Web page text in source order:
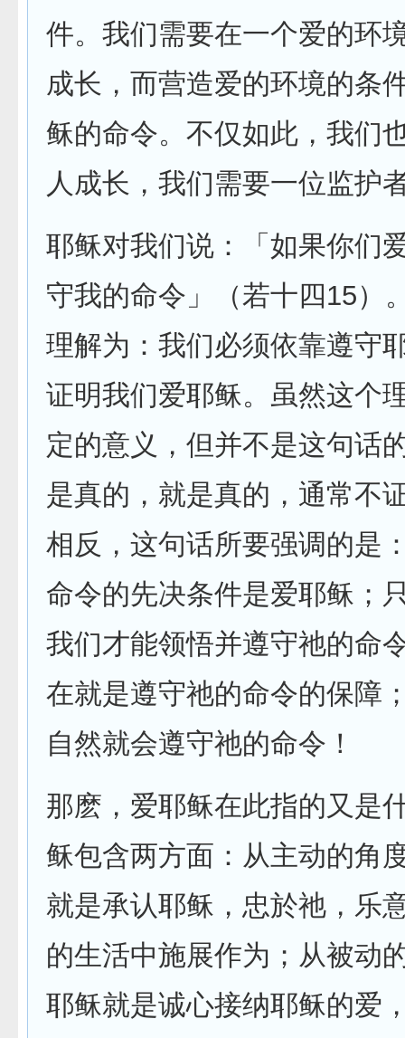
件。我们需要在一个爱的环
成长，而营造爱的环境的条
稣的命令。不仅如此，我们
人成长，我们需要一位监护
耶稣对我们说：「如果你们
守我的命令」（若十四15）
理解为：我们必须依靠遵守
证明我们爱耶稣。虽然这个
定的意义，但并不是这句话
是真的，就是真的，通常不
相反，这句话所要强调的是
命令的先决条件是爱耶稣；
我们才能领悟并遵守祂的命
在就是遵守祂的命令的保障
自然就会遵守祂的命令！
那麽，爱耶稣在此指的又是
稣包含两方面：从主动的角
就是承认耶稣，忠於祂，乐
的生活中施展作为；从被动
耶稣就是诚心接纳耶稣的爱